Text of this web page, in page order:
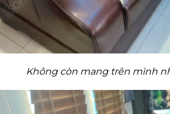
Không còn mang trên mình